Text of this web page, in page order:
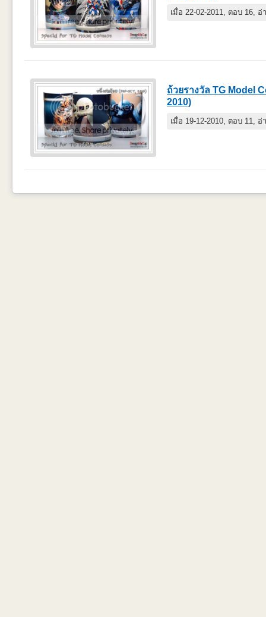
เมื่อ 22-02-2011, ตอบ 16, อ่
ถ้วยรางวัล TG Model
2010)
เมื่อ 19-12-2010, ตอบ 11, อ่